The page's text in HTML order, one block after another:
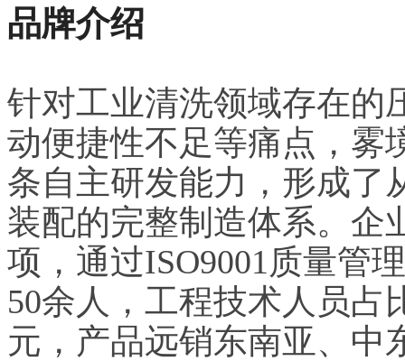
品牌介绍
针对工业清洗领域存在的
动便捷性不足等痛点，雾
条自主研发能力，形成了
装配的完整制造体系。企
项，通过ISO9001质量管
50余人，工程技术人员占
元，产品远销东南亚、中